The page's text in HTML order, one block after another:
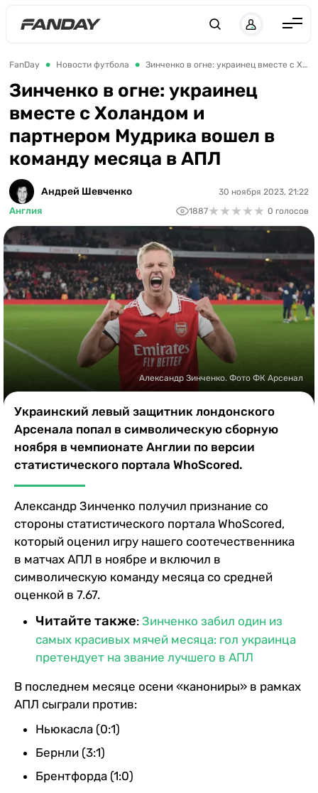
Англия
Испания
Германия
Италия
Франция
Украина
ЛЧ
ЛЕ
ЧЕ-2028
Букмекеры
Казино
FanDay Новости футбола Зинченко в огне: украинец вместе с Холандом и партнером Мудрика вошел в команду месяца в АПЛ
Зинченко в огне: украинец
вместе с Холандом и
партнером Мудрика вошел в
команду месяца в АПЛ
Андрей Шевченко
Англия
30 ноября 2023, 21:22
1887★★★★★
★★★★★ 0 голосов
Александр Зинченко. Фото ФК Арсенал
Украинский левый защитник лондонского
Арсенала попал в символическую сборную
ноября в чемпионате Англии по версии
статистического портала WhoScored.
Александр Зинченко получил признание со
стороны статистического портала WhoScored,
который оценил игру нашего соотечественника
в матчах АПЛ в ноябре и включил в
символическую команду месяца со средней
оценкой в 7.67.
Читайте также: Зинченко забил один из
самых красивых мячей месяца: гол украинца
претендует на звание лучшего в АПЛ
В последнем месяце осени «канониры» в рамках
АПЛ сыграли против:
Ньюкасла (0:1)
Бернли (3:1)
Брентфорда (1:0)